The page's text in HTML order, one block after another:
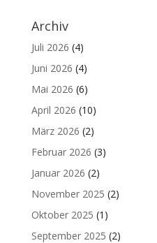
Archiv
Juli 2026 (4)
Juni 2026 (4)
Mai 2026 (6)
April 2026 (10)
März 2026 (2)
Februar 2026 (3)
Januar 2026 (2)
November 2025 (2)
Oktober 2025 (1)
September 2025 (2)